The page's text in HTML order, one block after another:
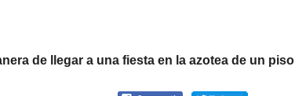
de llegar a una fiesta en la azotea de un piso